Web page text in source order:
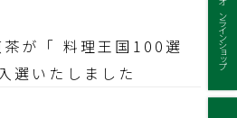
オンラインショップ
が「 料理王国100選
選いたしました